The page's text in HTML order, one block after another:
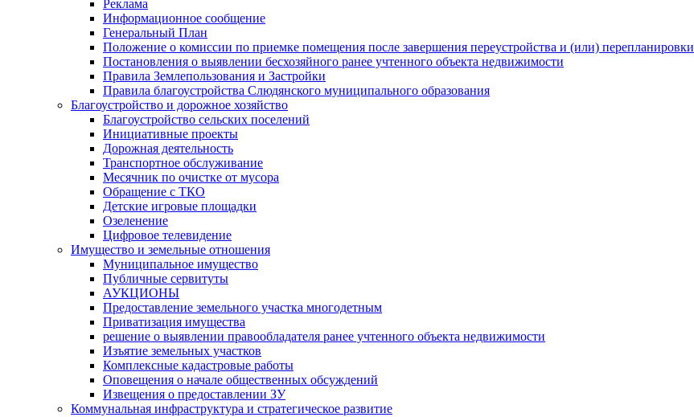
Реклама
Информационное сообщение
Генеральный План
Положение о комиссии по приемке помещения после завершения переустройства и (или) перепланировки
Постановления о выявлении бесхозяйного ранее учтенного объекта недвижимости
Правила Землепользования и Застройки
Правила благоустройства Слюдянского муниципального образования
Благоустройство и дорожное хозяйство
Благоустройство сельских поселений
Инициативные проекты
Дорожная деятельность
Транспортное обслуживание
Месячник по очистке от мусора
Обращение с ТКО
Детские игровые площадки
Озеленение
Цифровое телевидение
Имущество и земельные отношения
Муниципальное имущество
Публичные сервитуты
АУКЦИОНЫ
Предоставление земельного участка многодетным
Приватизация имущества
решение о выявлении правообладателя ранее учтенного объекта недвижимости
Изъятие земельных участков
Комплексные кадастровые работы
Оповещения о начале общественных обсуждений
Извещения о предоставлении ЗУ
Коммунальная инфраструктура и стратегическое развитие